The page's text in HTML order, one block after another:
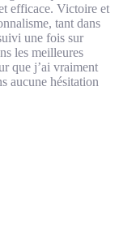
efficace. Victoire et
tant dans
une fois sur
les meilleures
que j’ai vraiment
aucune hésitation